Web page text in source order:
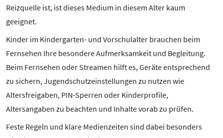
Reizquelle ist, ist dieses Medium in diesem Alter kaum
geeignet.
Kinder im Kindergarten- und Vorschulalter brauchen beim
Fernsehen Ihre besondere Aufmerksamkeit und Begleitung.
Beim Fernsehen oder Streamen hilft es, Geräte entsprechend
zu sichern, Jugendschutzeinstellungen zu nutzen wie
Altersfreigaben, PIN-Sperren oder Kinderprofile,
Altersangaben zu beachten und Inhalte vorab zu prüfen.
Feste Regeln und klare Medienzeiten sind dabei besonders